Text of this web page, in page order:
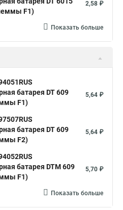
F1)
2,58 ₽
Показать больше
батарея DT 609
F1)
5,64 ₽
батарея DT 609
F2)
5,64 ₽
батарея DTM 609
F1)
5,70 ₽
Показать больше